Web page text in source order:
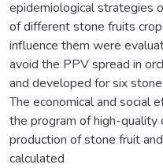
epidemiological strategies
of different stone fruits
influence them were
avoid the PPV spread in
and developed for six
The economical and social
the program of high-
production of stone fruit
calculated